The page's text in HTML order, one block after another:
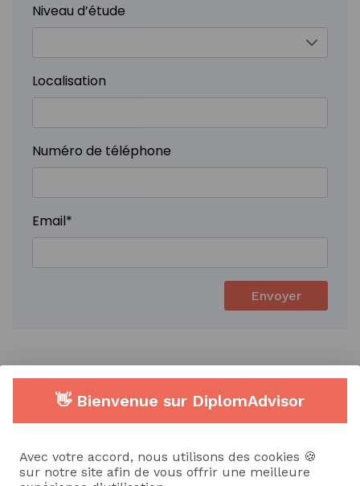
Niveau d’étude
Localisation
Numéro de téléphone
Email*
Envoyer
Alternance/Stage CDD/CDI/Interim
E.Leclerc - Alternance Chargé-e
de la Relation Client / Marketing
👋 Bienvenue sur DiplomAdvisor
Avec votre accord, nous utilisons des cookies 🍪
sur notre site afin de vous offrir une meilleure